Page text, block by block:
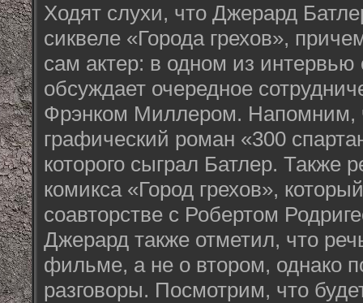
Ходят слухи, что Джерард
сиквеле «Города грехов»,
сам актер: в одном из интервью
обсуждает очередное
Фрэнком Миллером. Напомним,
графический роман «300
которого сыграл Батлер. Также
комикса «Город грехов»,
соавторстве с Робертом
Джерард также отметил, что
фильме, а не о втором, однако
разговоры. Посмотрим, что